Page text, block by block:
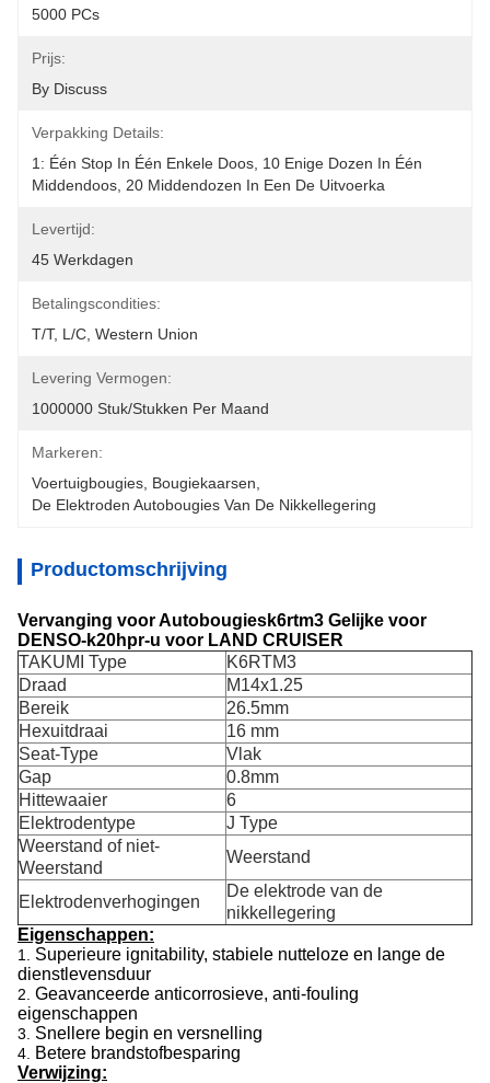
5000 PCs
Prijs:
By Discuss
Verpakking Details:
1: Één Stop In Één Enkele Doos, 10 Enige Dozen In Één
Middendoos, 20 Middendozen In Een De Uitvoerka
Levertijd:
45 Werkdagen
Betalingscondities:
T/T, L/C, Western Union
Levering Vermogen:
1000000 Stuk/Stukken Per Maand
Markeren:
Voertuigbougies Bougiekaarsen
De Elektroden Autobougies Van De Nikkellegering
Productomschrijving
Vervanging voor Autobougiesk6rtm3 Gelijke voor
DENSO-k20hpr-u voor LAND CRUISER
TAKUMI Type
K6RTM3
Draad
M14x1.25
Bereik
26.5mm
Hexuitdraai
16 mm
Seat-Type
Vlak
Gap
0.8mm
Hittewaaier
6
Elektrodentype
J Type
Weerstand of niet-
Weerstand
Weerstand
Elektrodenverhogingen
De elektrode van de
nikkellegering
Eigenschappen:
1. Superieure ignitability, stabiele nutteloze en lange de
dienstlevensduur
2. Geavanceerde anticorrosieve, anti-fouling
eigenschappen
3. Snellere begin en versnelling
4.
Betere brandstofbesparing
Verwijzing: